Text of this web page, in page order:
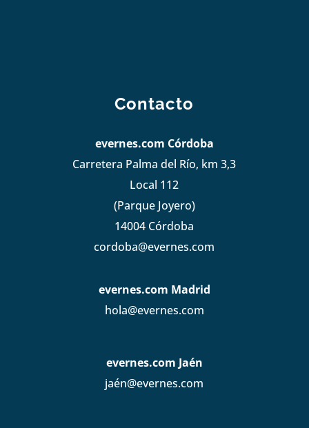
Contacto
evernes.com Córdoba
Carretera Palma del Río, km 3,3
Local 112
(Parque Joyero)
14004 Córdoba
cordoba@evernes.com
evernes.com Madrid
hola@evernes.com
evernes.com Jaén
jaén@evernes.com